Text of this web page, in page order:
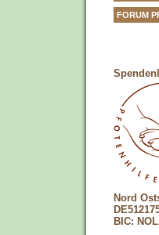
FORUM
Nord
BIC: